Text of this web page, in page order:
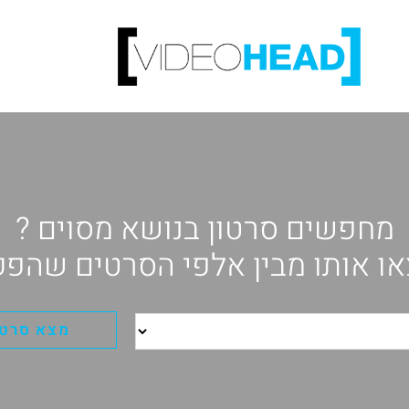
מחפשים סרטון בנושא מסוים ?
אותו מבין אלפי הסרטים